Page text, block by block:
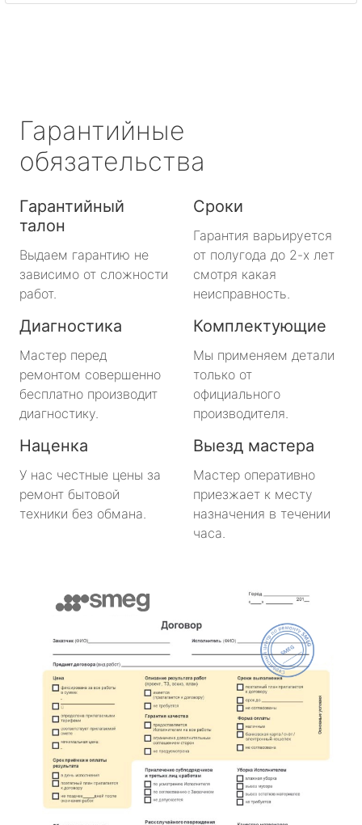
Гарантийные
обязательства
Гарантийный
талон
Выдаем гарантию не
зависимо от сложности
работ.
Сроки
Гарантия варьируется
от полугода до 2-х лет
смотря какая
неисправность.
Диагностика
Мастер перед
ремонтом совершенно
бесплатно производит
диагностику.
Комплектующие
Мы применяем детали
только от
официального
производителя.
Наценка
У нас честные цены за
ремонт бытовой
техники без обмана.
Выезд мастера
Мастер оперативно
приезжает к месту
назначения в течении
часа.